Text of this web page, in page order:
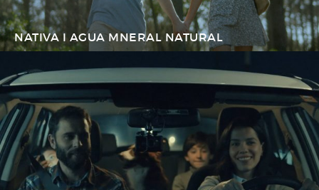
NATIVA I AGUA MNERAL NATURAL